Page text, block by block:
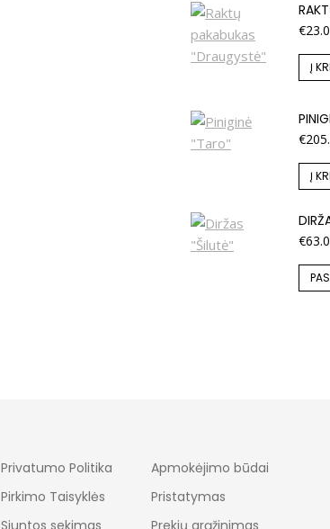
€
Į
€
Į
€
Privatumo Politika
Pirkimo Taisyklės
Siuntos sekimas
Apmokėjimo būdai
Pristatymas
Prekių grąžinimas